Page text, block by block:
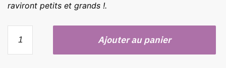
raviront petits et grands !.
Moule
Ajouter au panier